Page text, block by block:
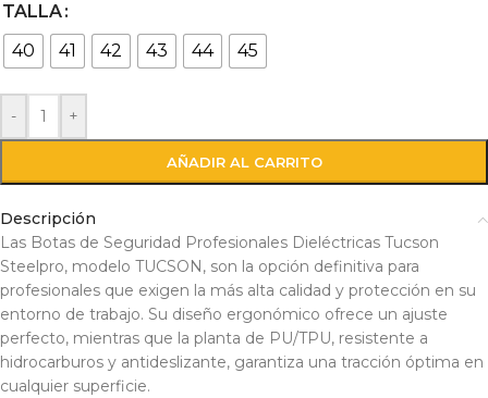
TALLA
40
41 42 43 44 45
- +
AÑADIR AL CARRITO
Descripción
Las Botas de Seguridad Profesionales Dieléctricas Tucson
Steelpro, modelo TUCSON, son la opción definitiva para
profesionales que exigen la más alta calidad y protección en su
entorno de trabajo. Su diseño ergonómico ofrece un ajuste
perfecto, mientras que la planta de PU/TPU, resistente a
hidrocarburos y antideslizante, garantiza una tracción óptima en
cualquier superficie.